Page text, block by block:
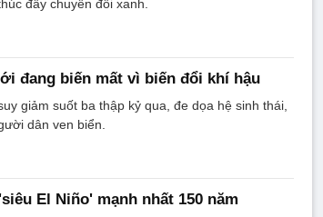
đẩy chuyển đổi xanh.
đang biến mất vì biến đổi khí hậu
giảm suốt ba thập kỷ qua, đe dọa hệ sinh thái,
dân ven biển.
El Niño' mạnh nhất 150 năm